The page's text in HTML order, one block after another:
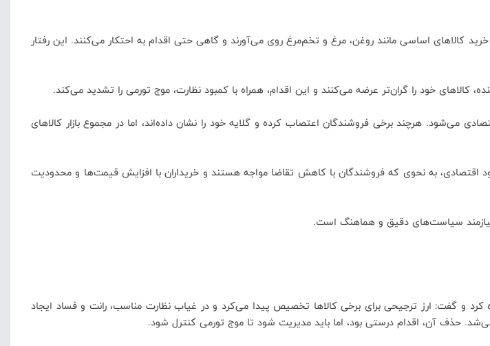
کالاهای اساسی مانند روغن، مرغ و تخم‌مرغ روی می‌آورند و گاهی حتی اقدام به احتکار می‌کنند. این رفتار
کالاهای خود را گران‌تر عرضه می‌کنند و این اقدام، همراه با کمبود نظارت، موج تورمی را تشدید می‌کند.
هرچند برخی فروشندگان اعتصاب کرده و گلایه خود را نشان داده‌اند، اما در مجموع بازار کالاهای
اقتصادی، به نحوی که فروشندگان با کاهش تقاضا مواجه هستند و خریداران با افزایش قیمت‌ها و محدودیت
سیاست‌های دقیق و هماهنگ است.
و گفت: ارز ترجیحی برای برخی کالاها تخصیص پیدا می‌کرد و در غیاب نظارت مناسب، رانت و فساد ایجاد
حذف آن، اقدام درستی بود، اما باید مدیریت شود تا موج تورمی کنترل شود.